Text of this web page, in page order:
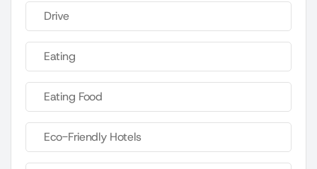
Drive
Eating
Eating Food
Eco-Friendly Hotels